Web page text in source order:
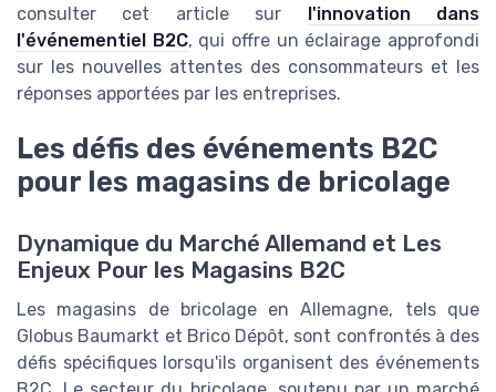
consulter cet article sur l'innovation dans
l'événementiel B2C, qui offre un éclairage approfondi
sur les nouvelles attentes des consommateurs et les
réponses apportées par les entreprises.
Les défis des événements B2C
pour les magasins de bricolage
Dynamique du Marché Allemand et Les
Enjeux Pour les Magasins B2C
Les magasins de bricolage en Allemagne, tels que
Globus Baumarkt et Brico Dépôt, sont confrontés à des
défis spécifiques lorsqu'ils organisent des événements